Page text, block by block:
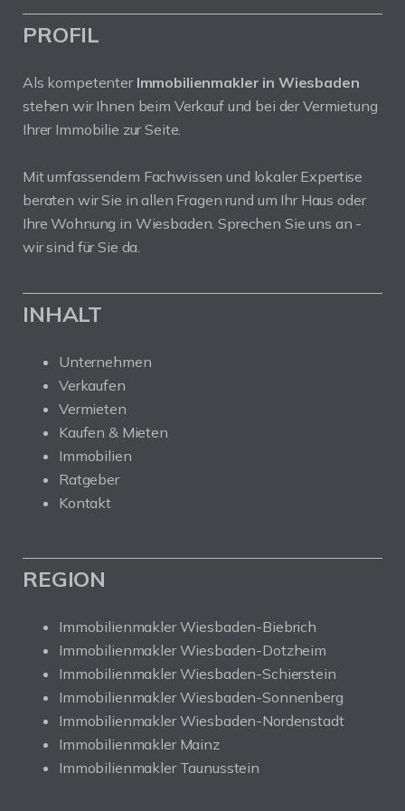
PROFIL
Als kompetenter Immobilienmakler in Wiesbaden
stehen wir Ihnen beim Verkauf und bei der Vermietung
Ihrer Immobilie zur Seite.
Mit umfassendem Fachwissen und lokaler Expertise
beraten wir Sie in allen Fragen rund um Ihr Haus oder
Ihre Wohnung in Wiesbaden. Sprechen Sie uns an -
wir sind für Sie da.
INHALT
Unternehmen
Verkaufen
Vermieten
Kaufen & Mieten
Immobilien
Ratgeber
Kontakt
REGION
Immobilienmakler Wiesbaden-Biebrich
Immobilienmakler Wiesbaden-Dotzheim
Immobilienmakler Wiesbaden-Schierstein
Immobilienmakler Wiesbaden-Sonnenberg
Immobilienmakler Wiesbaden-Nordenstadt
Immobilienmakler Mainz
Immobilienmakler Taunusstein